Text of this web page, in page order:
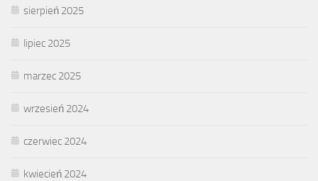
sierpień 2025
lipiec 2025
marzec 2025
wrzesień 2024
czerwiec 2024
kwiecień 2024